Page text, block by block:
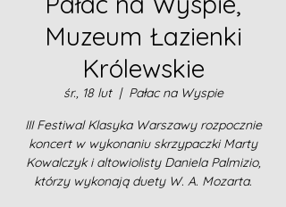
Muzeum Łazienki
Królewskie
śr., 18 lut
  |
Pałac na Wyspie
III Festiwal Klasyka Warszawy rozpocznie
koncert w wykonaniu skrzypaczki Marty
Kowalczyk i altowiolisty Daniela Palmizio,
którzy wykonają duety W. A. Mozarta.